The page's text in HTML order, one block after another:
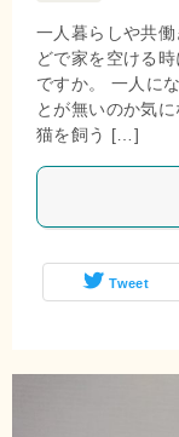
一人暮らしや共
どで家を空ける
ですか。 一人に
とが無いのか気
猫を飼う […]
Tweet